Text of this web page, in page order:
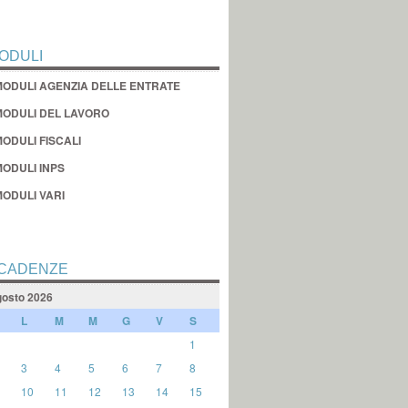
AGENZIA DELLE ENTRATE
DEL LAVORO
FISCALI
INPS
VARI
2026
L M M G V S
1
3 4 5 6 7
8
10 11 12 13 14
15